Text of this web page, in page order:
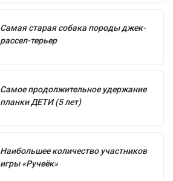
Самая старая собака породы джек-
рассел-терьер
Самое продолжительное удержание
планки ДЕТИ (5 лет)
Наибольшее количество участников
игры «Ручеёк»